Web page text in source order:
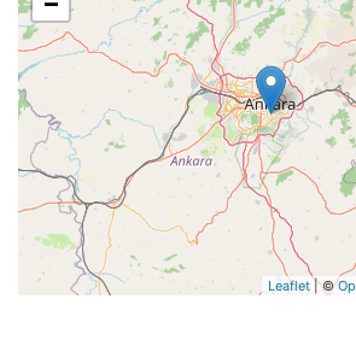
Leaflet| ©